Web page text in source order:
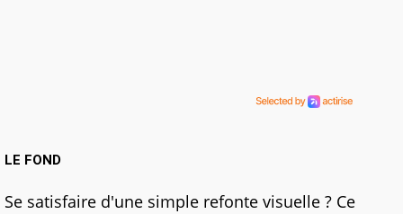
LE FOND
Se satisfaire d'une simple refonte visuelle ? Ce